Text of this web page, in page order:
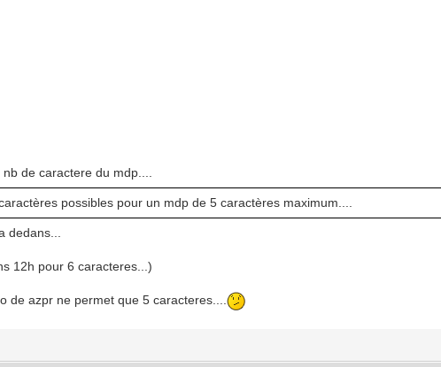
de caractere du mdp....
possibles pour un mdp de 5 caractères maximum....
dedans...
12h pour 6 caracteres...)
de azpr ne permet que 5 caracteres....